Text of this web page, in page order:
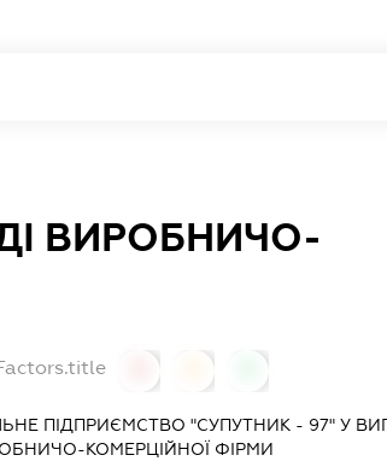
ВИРОБНИЧО-
ПІДПРИЄМСТВО "СУПУТНИК - 97" У
КОМЕРЦІЙНОЇ ФІРМИ